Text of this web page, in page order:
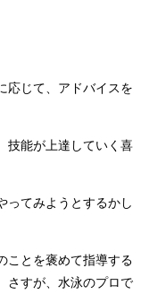
応じて、アドバイスを
技能が上達していく喜
ってみようとするかし
ことを褒めて指導する
さすが、水泳のプロで